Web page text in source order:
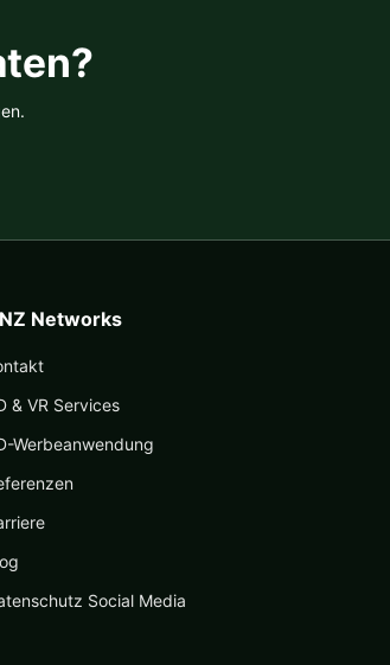
Networks
& VR Services
Werbeanwendung
Social Media